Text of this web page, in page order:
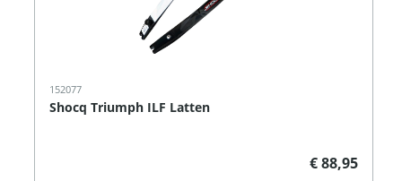
152077
Shocq Triumph ILF Latten
€ 88,95